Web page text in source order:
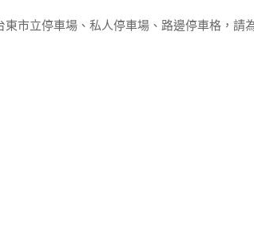
市立停車場、私人停車場、路邊停車格，請